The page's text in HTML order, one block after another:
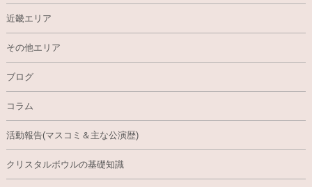
近畿エリア
その他エリア
ブログ
コラム
活動報告(マスコミ＆主な公演歴)
クリスタルボウルの基礎知識